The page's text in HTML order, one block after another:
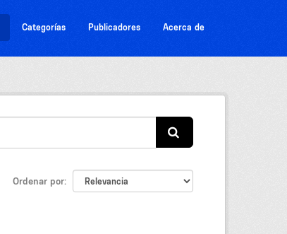
Categorías Publicadores Acerca de
Ordenar por